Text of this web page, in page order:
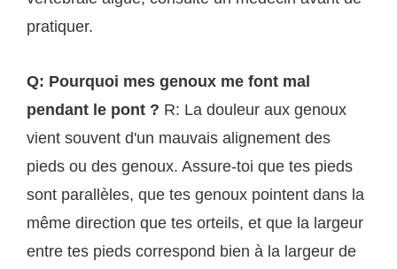
pratiquer.
Q: Pourquoi mes genoux me font mal
pendant le pont ? R: La douleur aux genoux
vient souvent d'un mauvais alignement des
pieds ou des genoux. Assure-toi que tes pieds
sont parallèles, que tes genoux pointent dans la
même direction que tes orteils, et que la largeur
entre tes pieds correspond bien à la largeur de